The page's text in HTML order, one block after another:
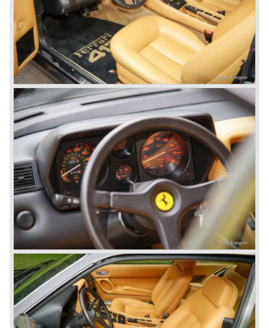
de America serie; de 500 Superfast. Wederom
vormgegeven door Ferrari huisdesigner PininFarina.
Ditmaal was de Lampredi V12 (fabriekstype nummer 208)
opgeboord tot 4962 cc. en bezat o.a. gewijzigde
cilinderbussen. De motor werd voorzien van 3 of 6 Weber
40 DCZ/6 carburateurs en leverde 400 pk. bij
6500 tpm. De vroege 500 Superamerica's waren net als
de meeste Ferrari 250 GT modellen uitgerust met een
vierversnellingsbak met Laycock de Normanville
overdrive, de laatste modellen kregen een
vijfversnellingsbak met een hydraulisch bediende Borg &
Beck koppeling.
* De laatste telg in de exclusieve gelimiteerde America
modelserie was de Ferrari 365 California ('66-'67). Deze
was echter uitgerust met de nieuwe (type 217B) 4390 cc.
60º V12 motor, die in steeds evoluerende vorm, ook zou
worden toegepast in de laatste Ferrari's met voorin
geplaatste motor...
In 1965 begon de derde fase in de Ferrari
modelgeschiedenis die tot 1973 doorloopt. Vanaf 1965 tot
en met de laatst gebouwde Ferrari met motor voorin
worden er drie V12 motoren als basis gebruikt voor de
nieuwe modelserie. Deze serie bestaat uit de Ferrari 275,
330, 365 en 400 (deze laatste als nakomeling). Deze
Ferrari modellen kenmerken zich door nieuw ontworpen
onderstellen met onafhankelijke wielophanging rondom,
schijfremmen rondom, tweekrings bekrachtigd
remsysteem en 5- versnellingsbak geplaatst tegen het
differentieel (Transaxle).
De aloude, legendarische, Colombo V12 motor was weer
verder doorontwikkeld en kende nu een inhoud van 3286
cc.. Deze motor zou de Ferrari 275 GTB "Berlinetta" ('64-